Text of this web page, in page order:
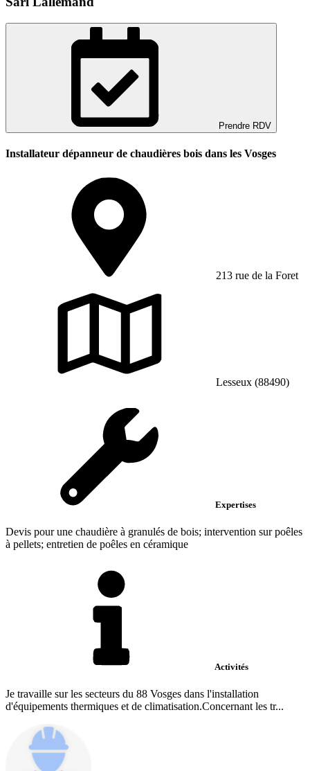
Prendre RDV
Installateur dépanneur de chaudières bois dans les Vosges
213 rue de la Foret
Lesseux (88490)
Expertises
Devis pour une chaudière à granulés de bois; intervention sur poêles
à pellets; entretien de poêles en céramique
Activités
Je travaille sur les secteurs du 88 Vosges dans l'installation
d'équipements thermiques et de climatisation.Concernant les tr...